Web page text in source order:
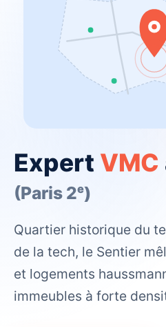
Expert VMC
(Paris 2ᵉ)
Quartier historique du
de la tech, le Sentier
et logements
immeubles à forte